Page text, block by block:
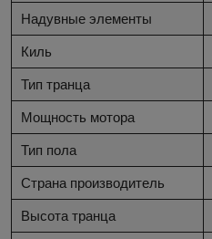
Надувные элементы
Киль
Тип транца
Мощность мотора
Тип пола
Страна производитель
Высота транца